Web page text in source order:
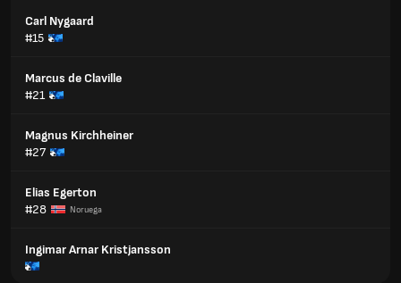
Carl Nygaard
#15
Marcus de Claville
#21
Magnus Kirchheiner
#27
Elias Egerton
#28
Noruega
Ingimar Arnar Kristjansson